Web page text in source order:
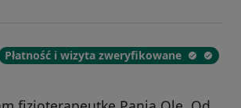
Płatność i wizyta zweryfikowane